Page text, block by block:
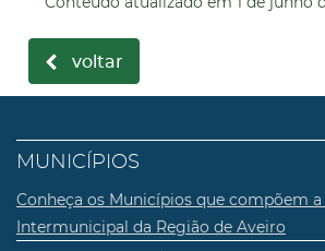
voltar
MUNICÍPIOS
Conheça os Municípios que compõem
Intermunicipal da Região de Aveiro